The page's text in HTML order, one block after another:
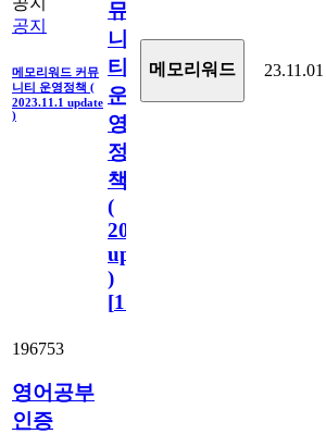
공지
메모리워드 커뮤
니티 운영정책 (
2023.11.1 update
)
뮤
니
티
운
영
정
책
(
2023.11.1
update
)
[110
메모리워드 23.11.01
196753
영어공부
인증